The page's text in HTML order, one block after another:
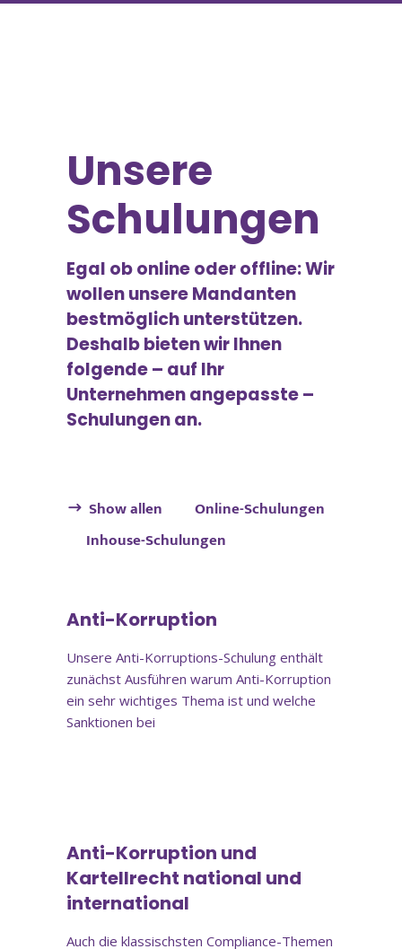
Unsere
Schulungen
Egal ob online oder offline: Wir
wollen unsere Mandanten
bestmöglich unterstützen.
Deshalb bieten wir Ihnen
folgende – auf Ihr
Unternehmen angepasste –
Schulungen an.
Show all
Online-Schulung
Inhouse-Schulung
Anti-Korruption
Unsere Anti-Korruptions-Schulung enthält
zunächst Ausführen warum Anti-Korruption
ein sehr wichtiges Thema ist und welche
Sanktionen bei
Anti-Korruption und
Kartellrecht national und
international
Auch die klassischsten Compliance-Themen